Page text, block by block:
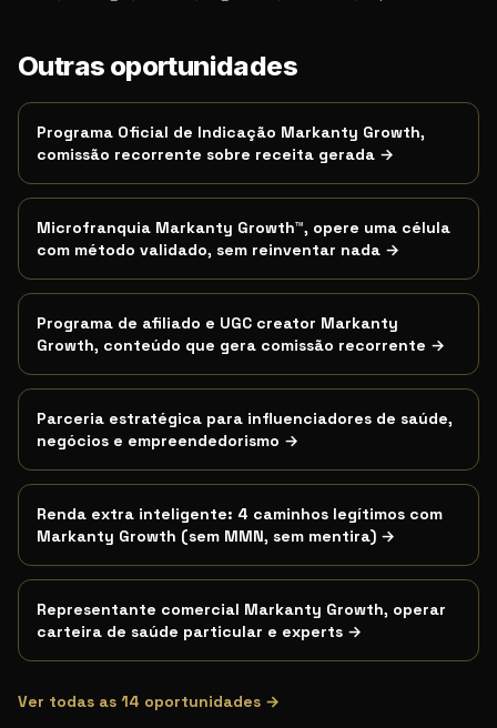
Outras oportunidades
Programa Oficial de Indicação Markanty Growth,
comissão recorrente sobre receita gerada →
Microfranquia Markanty Growth™, opere uma célula
com método validado, sem reinventar nada →
Programa de afiliado e UGC creator Markanty
Growth, conteúdo que gera comissão recorrente →
Parceria estratégica para influenciadores de saúde,
negócios e empreendedorismo →
Renda extra inteligente: 4 caminhos legítimos com
Markanty Growth (sem MMN, sem mentira) →
Representante comercial Markanty Growth, operar
carteira de saúde particular e experts →
Ver todas as 14 oportunidades →